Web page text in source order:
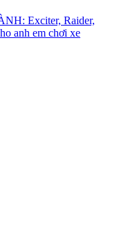
Exciter, Raider,
anh em chơi xe